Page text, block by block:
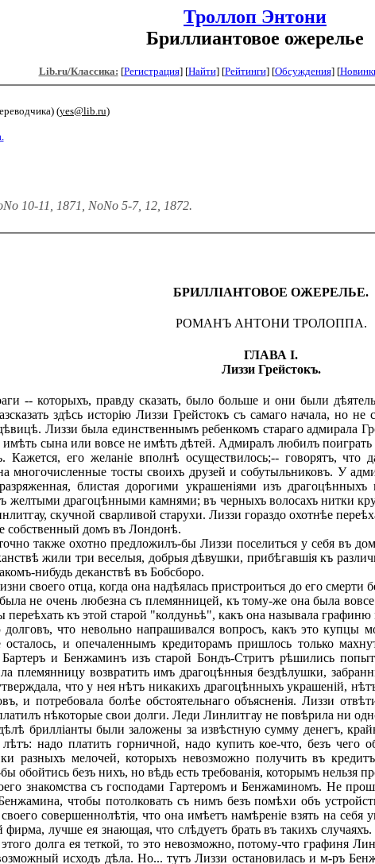
Троллоп Энтони
Бриллиантовое ожерелье
Lib.ru/Классика: [Регистрация] [Найти] [Рейтинги] [Обсуждения] [
(yes@lib.ru)
10-11, 1871, NoNo 5-7, 12, 1872.
БРИЛЛІАНТОВОЕ ОЖЕРЕЛЬЕ.
РОМАНЪ АНТОНИ ТРОЛОППА.
ГЛАВА I.
Лиззи Грейстокъ.
-- которыхъ, правду сказать, было больше и они были
здѣсь исторію Лиззи Грейстокъ съ самаго начала, но не
Лиззи была единственнымъ ребенкомъ стараго адмирала
сына или вовсе не имѣть дѣтей. Адмиралъ любилъ
его желаніе вполнѣ осуществилось;-- говорятъ,
многочисленные тосты своихъ друзей и собутыльниковъ. У
блистая дорогими украшеніями изъ
драгоцѣнными камнями; въ черныхъ волосахъ нитки
скучной сварливой старухи. Лиззи гораздо охотнѣе
собственный домъ въ Лондонѣ.
также охотно предложилъ-бы Лиззи поселиться у себя въ
жили три веселыя, добрыя дѣвушки, прибѣгавшія къ
нибудь деканствѣ въ Бобсборо.
своего отца, когда она надѣялась пристроиться до его
не очень любезна съ племянницей, къ тому-же она была
къ этой старой "колдуньѣ", какъ она называла
что невольно напрашивался вопросъ, какъ это купцы
и опечаленнымъ кредиторамъ пришлось только
и Бенжаминъ изъ старой Бондъ-Стритъ рѣшились
племянницу возвратить имъ драгоцѣнныя бездѣлушки,
что у нея нѣтъ никакихъ драгоцѣнныхъ украшеній,
и потребовала болѣе обстоятельнаго объясненія. Лиззи
нѣкоторые свои долги. Леди Линлитгау не повѣрила ни
брилліанты были заложены за извѣстную сумму денегъ,
надо платить горничной, надо купить кое-что, безъ чего
разныхъ мелочей, которыхъ невозможно получить въ
обойтись безъ нихъ, но вѣдь есть требованія, которымъ нельзя
знакомства съ господами Гартеромъ и Бенжаминомъ. Не
чтобы потолковать съ нимъ безъ помѣхи объ
совершеннолѣтія, что она имѣетъ намѣреніе взять на себя
фирма, лучше ея знающая, что слѣдуетъ брать въ такихъ
долга ея теткой, то это невозможно, потому-что графиня
исходъ дѣла. Но... тутъ Лиззи остановилась и м-ръ